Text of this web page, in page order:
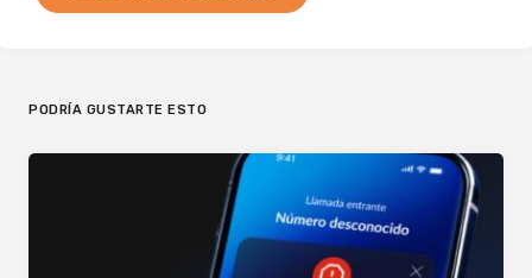
PODRÍA GUSTARTE ESTO